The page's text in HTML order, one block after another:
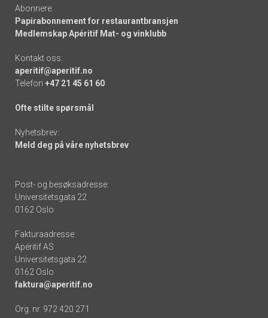
Abonnere:
Papirabonnement for restaurantbransjen
Medlemskap Apéritif Mat- og vinklubb
Kontakt oss:
aperitif@aperitif.no
Telefon +47 21 45 61 60
Ofte stilte spørsmål
Nyhetsbrev:
Meld deg på våre nyhetsbrev
Post- og besøksadresse:
Universitetsgata 22
0162 Oslo
Fakturaadresse:
Apéritif AS
Universitetsgata 22
0162 Oslo
faktura@aperitif.no
Org. nr. 972 420 271